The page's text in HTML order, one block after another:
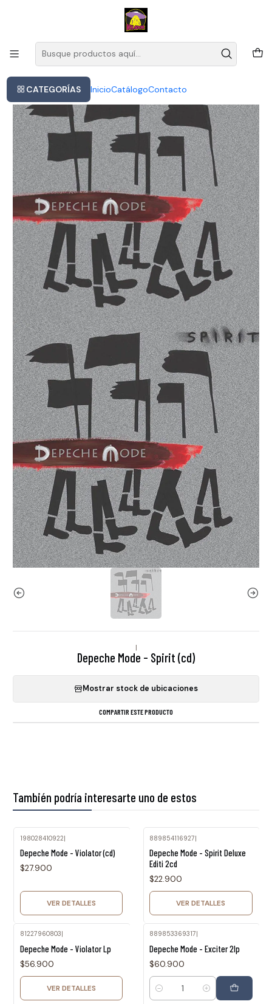
CATEGORÍAS InicioCatálogoContacto
Este es el texto del slide
|
Depeche Mode - Spirit (cd)
Mostrar stock de ubicaciones
COMPARTIR ESTE PRODUCTO
También podría interesarte uno de estos
198028410922|
Depeche Mode - Violator (cd)
$27.900
VER DETALLES
889854116927|
Depeche Mode - Spirit Deluxe
Editi 2cd
$22.900
VER DETALLES
81227960803
Depeche Mode - Violator Lp
$56.900
VER DETALLES
889853369317
Depeche Mode - Exciter 2lp
$60.900
Cantidad